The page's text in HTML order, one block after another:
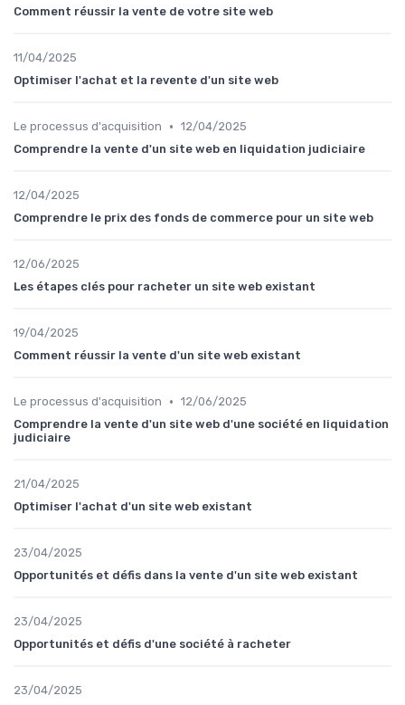
Comment réussir la vente de votre site web
11/04/2025
Optimiser l'achat et la revente d'un site web
Le processus d'acquisition • 12/04/2025
Comprendre la vente d'un site web en liquidation judiciaire
12/04/2025
Comprendre le prix des fonds de commerce pour un site web
12/06/2025
Les étapes clés pour racheter un site web existant
19/04/2025
Comment réussir la vente d'un site web existant
Le processus d'acquisition • 12/06/2025
Comprendre la vente d'un site web d'une société en liquidation
judiciaire
21/04/2025
Optimiser l'achat d'un site web existant
23/04/2025
Opportunités et défis dans la vente d'un site web existant
23/04/2025
Opportunités et défis d'une société à racheter
23/04/2025